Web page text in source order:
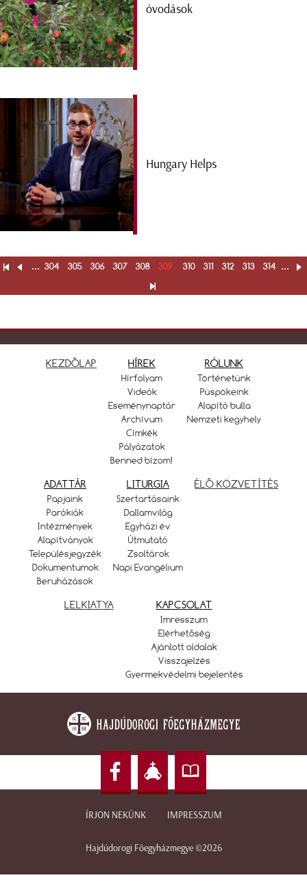
óvodások
Hungary Helps
... 304 305 306 307 308 309 310 311 312 313 314 ...
KEZDŐLAP HÍREK
Hírfolyam
Videók
Eseménynaptár
Archívum
Címkék
Pályázatok
Benned bízom!
RÓLUNK
Történetünk
Püspökeink
Alapító bulla
Nemzeti kegyhely
ADATTÁR
Papjaink
Parókiák
Intézmények
Alapítványok
Településjegyzék
Dokumentumok
Beruházások
LITURGIA
Szertartásaink
Dallamvilág
Egyházi év
Útmutató
Zsoltárok
Napi Evangélium
ÉLŐ KÖZVETÍTÉS
LELKIATYA KAPCSOLAT
Imresszum
Elérhetőség
Ajánlott oldalak
Visszajelzés
Gyermekvédelmi bejelentés
ÍRJON NEKÜNK IMPRESSZUM
Hajdúdorogi Főegyházmegye ©2026